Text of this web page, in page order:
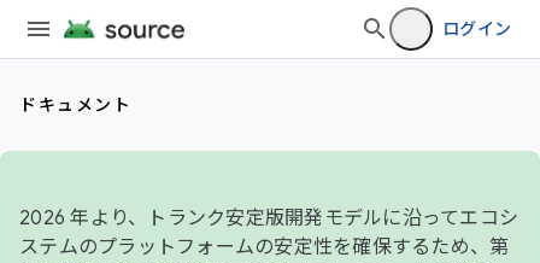
ログイン
ドキュメント
2026 年より、トランク安定版開発モデルに沿ってエコシ
ステムのプラットフォームの安定性を確保するため、第